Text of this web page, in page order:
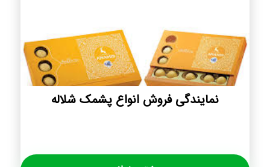
نمایندگی فروش انواع پشمک شلاله